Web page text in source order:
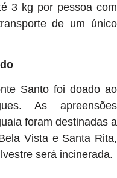
3 kg por pessoa com
de um único
Santo foi doado ao
As apreensões
foram destinadas a
Vista e Santa Rita,
será incinerada.